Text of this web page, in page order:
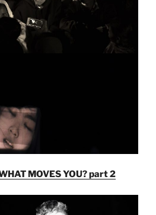
MOVES YOU? part 2